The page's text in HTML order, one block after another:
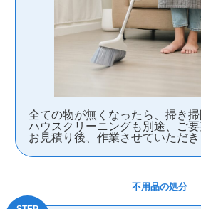
全ての物が無くなったら、掃き掃
ハウスクリーニングも別途、ご要
お見積り後、作業させていただき
不用品の処分